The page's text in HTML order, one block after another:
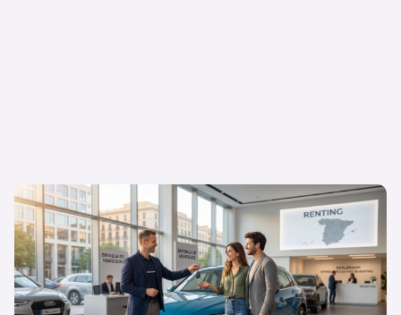
Flexibilidad o propiedad: ¿Por qué el
renting triunfa cada vez más en España?